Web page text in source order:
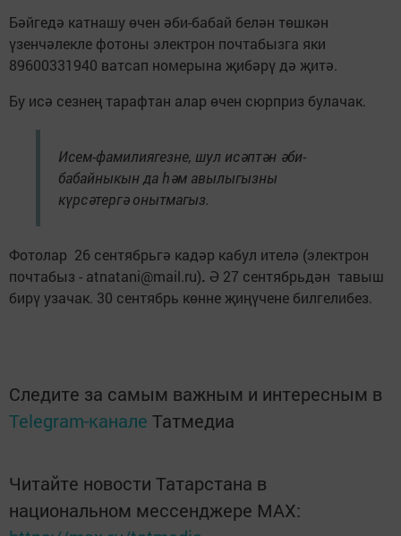
Бәйгедә катнашу өчен әби-бабай белән төшкән
үзенчәлекле фотоны электрон почтабызга яки
89600331940 ватсап номерына җибәрү дә җитә.
Бу исә сезнең тарафтан алар өчен сюрприз булачак.
Исем-фамилиягезне, шул исәптән әби-
бабайныкын да һәм авылыгызны
күрсәтергә онытмагыз.
Фотолар 26 сентябрьгә кадәр кабул ителә (электрон
почтабыз - atnatani@mail.ru). Ә 27 сентябрьдән тавыш
бирү узачак. 30 сентябрь көнне җиңүчене билгелибез.
Следите за самым важным и интересным в
Telegram-канале Татмедиа
Читайте новости Татарстана в
национальном мессенджере MАХ: